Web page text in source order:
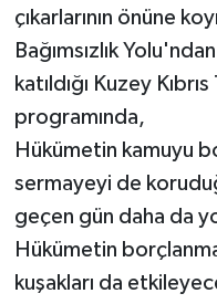
çıkarlarının önüne
Bağımsızlık
katıldığı Kuzey
programında,
Hükümetin kamuyu
sermayeyi de
geçen gün daha da
Hükümetin
kuşakları da